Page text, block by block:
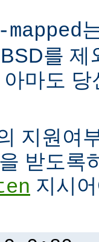
를 제
마도
지원여
받도록
지시